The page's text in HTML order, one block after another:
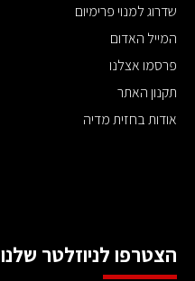
שדרוג למנוי פרימיום
המייל האדום
פרסמו אצלנו
תקנון האתר
אודות בחזית מדיה
הצטרפו לניוזלטר שלנו